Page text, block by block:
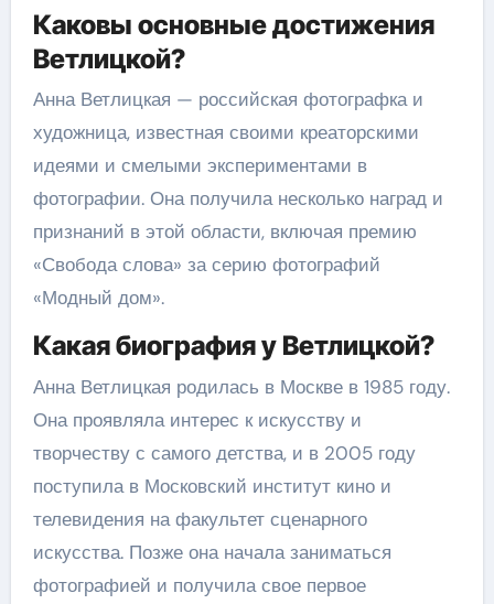
Каковы основные достижения
Ветлицкой?
Анна Ветлицкая — российская фотографка и
художница, известная своими креаторскими
идеями и смелыми экспериментами в
фотографии. Она получила несколько наград и
признаний в этой области, включая премию
«Свобода слова» за серию фотографий
«Модный дом».
Какая биография у Ветлицкой?
Анна Ветлицкая родилась в Москве в 1985 году.
Она проявляла интерес к искусству и
творчеству с самого детства, и в 2005 году
поступила в Московский институт кино и
телевидения на факультет сценарного
искусства. Позже она начала заниматься
фотографией и получила свое первое